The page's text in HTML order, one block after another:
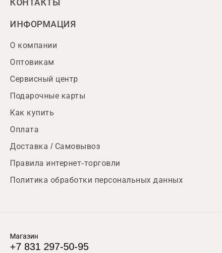
КОНТАКТЫ
ИНФОРМАЦИЯ
О компании
Оптовикам
Сервисный центр
Подарочные карты
Как купить
Оплата
Доставка / Самовывоз
Правила интернет-торговли
Политика обработки персональных данных
Магазин
+7 831 297-50-95